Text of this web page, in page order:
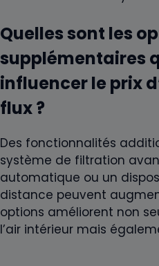
Quelles sont les
supplémentaires
influencer le prix
flux ?
Des fonctionnalités
système de filtration
automatique ou un
distance peuvent
options améliorent non
l’air intérieur mais